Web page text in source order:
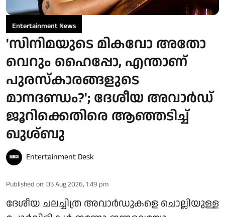
Entertainment News
'സിനിമയുടെ മികവോ അതോ
വെറും ഹൈപ്പോ, എന്താണ്
പുരസ്‌കാരങ്ങളുടെ
മാനദണ്ഡം?'; ദേശീയ അവാർഡ്
ജൂറിക്കെതിരെ ആഞ്ഞടിച്ച്
ഖുശ്ബു
Entertainment Desk
Published on: 05 Aug 2026, 1:49 pm
ദേശീയ ചലച്ചിത്ര അവാർഡുകളെ ചൊല്ലിയുള്ള